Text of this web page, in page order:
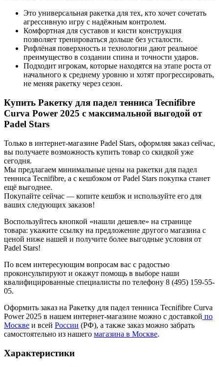
Это универсальная ракетка для тех, кто хочет сочетать
агрессивную игру с надёжным контролем.
Комфортная для суставов и кисти конструкция
позволяет тренироваться дольше без усталости.
Рифлёная поверхность и технологии дают реальное
преимущество в создании спина и точности ударов.
Подходит игрокам, которые находятся на этапе роста от
начального к среднему уровню и хотят прогрессировать,
не меняя ракетку через сезон.
Купить Ракетку для падел тенниса Tecnifibre
Curva Power 2025 с максимальной выгодой от
Padel Stars
Только в интернет-магазине Padel Stars, оформляя заказ сейчас,
вы получаете возможность купить товар со скидкой уже
сегодня.
Мы предлагаем минимальные цены на ракетки для падел
тенниса Tecnifibre, а с кешбэком от Padel Stars покупка станет
ещё выгоднее.
Покупайте сейчас — копите кешбэк и используйте его для
ваших следующих заказов!
Воспользуйтесь кнопкой «нашли дешевле» на странице
товара: укажите ссылку на предложение другого магазина с
ценой ниже нашей и получите более выгодные условия от
Padel Stars!
По всем интересующим вопросам вас с радостью
проконсультируют и окажут помощь в выборе наши
квалифицированные специалисты по телефону 8 (495) 159-55-
05.
Оформить заказ на Ракетку для падел тенниса Tecnifibre Curva
Power 2025 в нашем интернет-магазине можно с доставкой по
Москве и всей России (РФ), а также заказ можно забрать
самостоятельно из нашего магазина в Москве.
Характеристики